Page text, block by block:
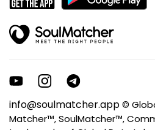
info@soulmatcher.app©
Matcher™, SoulMatcher™,